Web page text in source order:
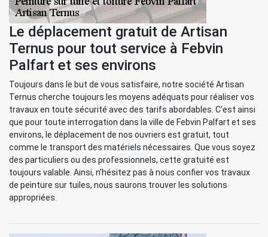
Le déplacement gratuit de Artisan
Ternus pour tout service à Febvin
Palfart et ses environs
Toujours dans le but de vous satisfaire, notre société Artisan
Ternus cherche toujours les moyens adéquats pour réaliser vos
travaux en toute sécurité avec des tarifs abordables. C'est ainsi
que pour toute interrogation dans la ville de Febvin Palfart et ses
environs, le déplacement de nos ouvriers est gratuit, tout
comme le transport des matériels nécessaires. Que vous soyez
des particuliers ou des professionnels, cette gratuité est
toujours valable. Ainsi, n'hésitez pas à nous confier vos travaux
de peinture sur tuiles, nous saurons trouver les solutions
appropriées.